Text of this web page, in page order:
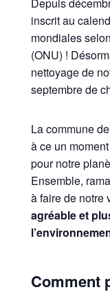
Depuis
inscrit au
mondiales
(ONU) !
nettoyage de
septembre de
La commune
à ce un
pour notre
Ensemble,
à faire de notre
agréable et
Comment